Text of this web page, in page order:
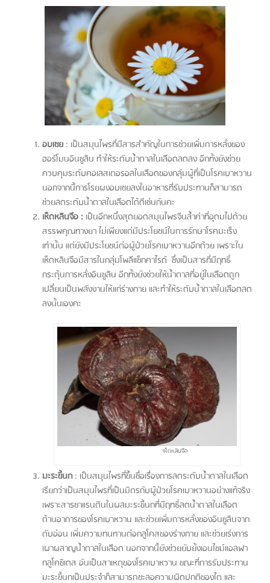
อบเชย : เป็นสมุนไพรที่มีสารสำคัญในการช่วยเพิ่มการหลั่งของ
ฮอร์โมนอินซูลิน ทำให้ระดับน้ำตาลในเลือดลดลง อีกทั้งยังช่วย
ควบคุมระดับคอเลสเตอรอลในเลือดของกลุ่มผู้ที่เป็นโรคเบาหวาน
นอกจากนี้การโรยผงอบเชยลงในอาหารที่รับประทานก็สามารถ
ช่วยลดระดับน้ำตาลในเลือดได้ดีเช่นกันคะ
เห็ดหลินจือ : เป็นอีกหนึ่งสุดยอดสมุนไพรจีนล้ำค่าที่อุดมไปด้วย
สรรพคุณทางยา ไม่เพียงแต่มีประโยชน์ในการรักษาโรคมะเร็ง
เท่านั้น แต่ยังมีประโยชน์ต่อผู้ป่วยโรคเบาหวานอีกด้วย เพราะใน
เห็ดหลินจือมีสารในกลุ่มโพลีแซ็กคาไรด์ ซึ่งเป็นสารที่มีฤทธิ์
กระตุ้นการหลั่งอินซูลิน อีกทั้งยังช่วยให้น้ำตาลที่อยู่ในเลือดถูก
เปลี่ยนเป็นพลังงานให้แก่ร่างกาย และทำให้ระดับน้ำตาลในเลือดลด
ลงนั้นเองคะ
เห็ดหลินจือ
มะระขี้นก: เป็นสมุนไพรที่ขึ้นชื่อเรื่องการลดระดับน้ำตาลในเลือด
เรียกว่าเป็นสมุนไพรที่เป็นมิตรกับผู้ป่วยโรคเบาหวานอย่างแท้จริง
เพราะสารซาแรนตินในผลมะระขี้นกที่มีฤทธิ์ลดน้ำตาลในเลือด
ต้านอาการของโรคเบาหวาน และช่วยเพิ่มการหลั่งของอินซูลินจาก
ตับอ่อน เพิ่มความทนทานต่อกลูโคสของร่างกาย และช่วยเร่งการ
เผาผลาญน้ำตาลในเลือด นอกจากนี้ยังช่วยยับยั้งเอนไซม์แอลฟา
กลูโคซิเดส อันเป็นสาเหตุของโรคเบาหวาน ขณะที่การรับประทาน
มะระขี้นกเป็นประจำก็สามารถชะลอความผิดปกติของไต และ